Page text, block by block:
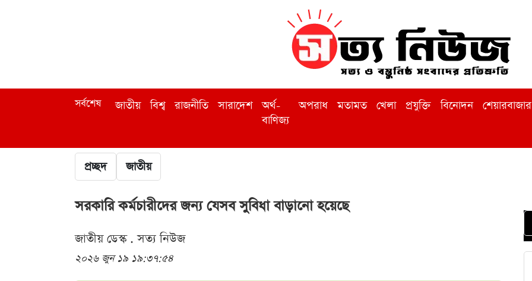
সর্বশেষ জাতীয় বিশ্ব রাজনীতি সারাদেশ
অর্থ-
বাণিজ্য
অপরাধ মতামত খেলা প্রযুক্তি বিনোদন শেয়ারবাজার
প্রচ্ছদ জাতীয়
সরকারি কর্মচারীদের জন্য যেসব সুবিধা বাড়ানো হয়েছে
জাতীয় ডেস্ক . সত্য নিউজ
২০২৬ জুন ১৯ ১৯:৩৭:৫৪